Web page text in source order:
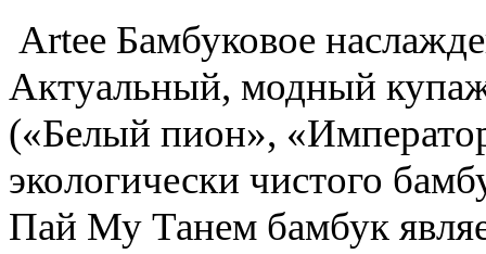
Artee Бамбуковое
Актуальный, модный
(«Белый пион»,
экологически чистого
Пай Му Танем бамбук